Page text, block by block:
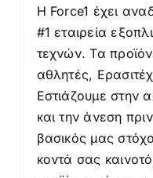
Η Force1 έχει
#1 εταιρεία
τεχνών. Τα
αθλητές,
Εστιάζουμε στην
και την άνεση
βασικός μας
κοντά σας